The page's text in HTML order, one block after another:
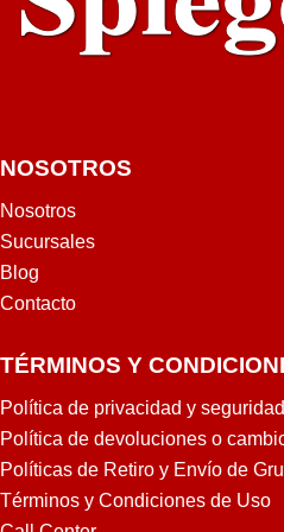
NOSOTROS
Nosotros
Sucursales
Blog
Contacto
TÉRMINOS Y
Política de privacidad y seguridad
Política de devoluciones o
Políticas de Retiro y Envío de
Términos y Condiciones de Uso